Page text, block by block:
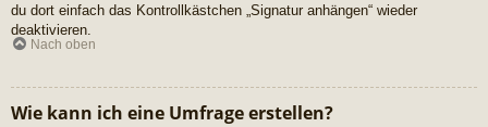
du dort einfach das Kontrollkästchen „Signatur anhängen“ wieder
deaktivieren.
Nach oben
Wie kann ich eine Umfrage erstellen?